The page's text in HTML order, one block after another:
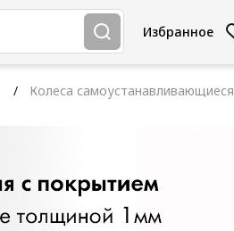
Избранное
Колеса самоустанавливающиеся